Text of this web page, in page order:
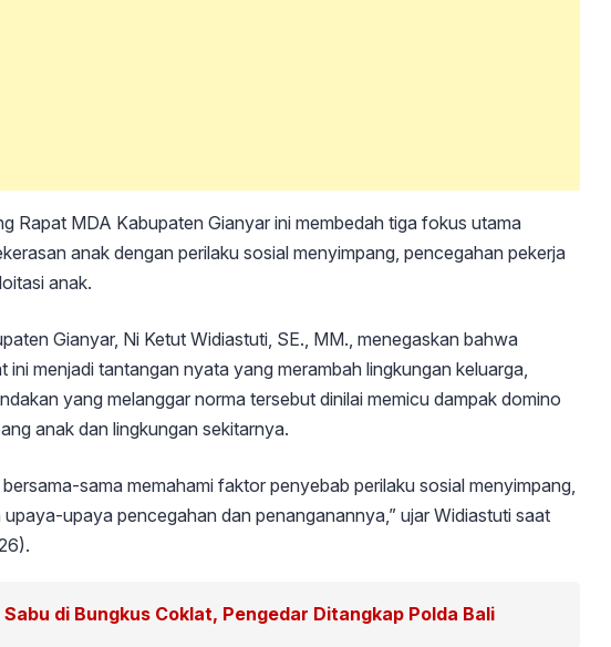
Rapat MDA Kabupaten Gianyar ini membedah tiga fokus utama
anak dengan perilaku sosial menyimpang, pencegahan pekerja
anak.
Gianyar, Ni Ketut Widiastuti, SE., MM., menegaskan bahwa
ini menjadi tantangan nyata yang merambah lingkungan keluarga,
yang melanggar norma tersebut dinilai memicu dampak domino
anak dan lingkungan sekitarnya.
sama memahami faktor penyebab perilaku sosial menyimpang,
upaya pencegahan dan penanganannya,” ujar Widiastuti saat
di Bungkus Coklat, Pengedar Ditangkap Polda Bali